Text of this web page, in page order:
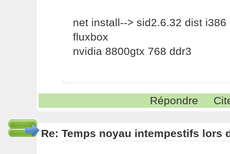
net install--> sid2.6.32 dist i386
fluxbox
nvidia 8800gtx 768 ddr3
Répondre
Re: Temps noyau intempestifs lors